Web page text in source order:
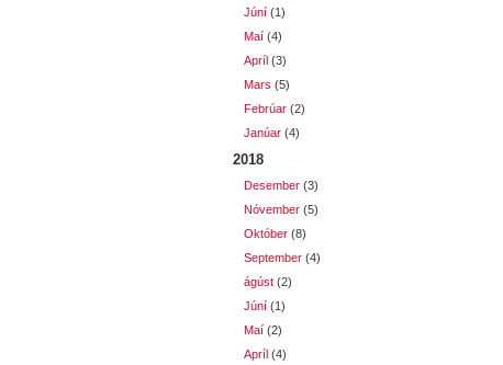
Júní (1)
Maí (4)
Apríl (3)
Mars (5)
Febrúar (2)
Janúar (4)
2018
Desember (3)
Nóvember (5)
Október (8)
September (4)
ágúst (2)
Júní (1)
Maí (2)
Apríl (4)